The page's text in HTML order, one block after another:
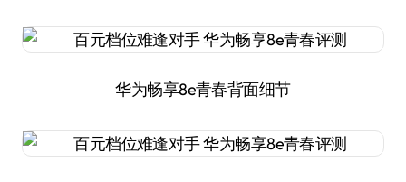
华为畅享8e青春背面细节